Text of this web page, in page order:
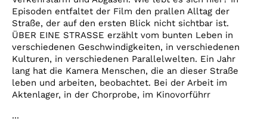
Episoden entfaltet der Film den prallen Alltag der
Straße, der auf den ersten Blick nicht sichtbar ist.
ÜBER EINE STRASSE erzählt vom bunten Leben in
verschiedenen Geschwindigkeiten, in verschiedenen
Kulturen, in verschiedenen Parallelwelten. Ein Jahr
lang hat die Kamera Menschen, die an dieser Straße
leben und arbeiten, beobachtet. Bei der Arbeit im
Aktenlager, in der Chorprobe, im Kinovorführr
...